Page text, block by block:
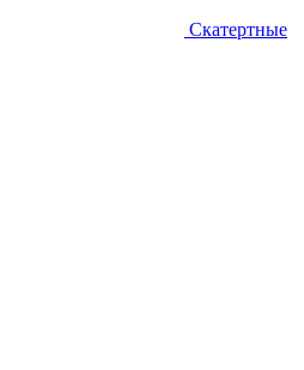
Скатертные